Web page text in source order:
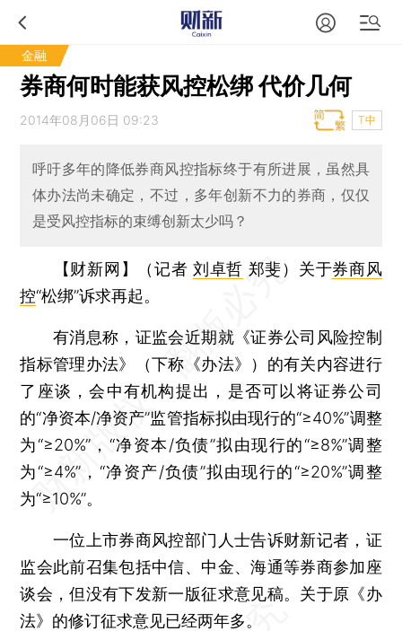
金融
券商何时能获风控松绑 代价几何
2014年08月06日 09:23 T中
呼吁多年的降低券商风控指标终于有所进展，虽然具
体办法尚未确定，不过，多年创新不力的券商，仅仅
是受风控指标的束缚创新太少吗？
【财新网】（记者刘卓哲 郑斐） 关于券商风
控“松绑”诉求再起。
有消息称，证监会近期就《证券公司风险控制
指标管理办法》（下称《办法》）的有关内容进行
了座谈，会中有机构提出，是否可以将证券公司
的“净资本/净资产”监管指标拟由现行的“≥40%”调整
为“≥20%”，“净资本/负债”拟由现行的“≥8%”调整
为“≥4%”，“净资产/负债”拟由现行的“≥20%”调整
为“≥10%”。
一位上市券商风控部门人士告诉财新记者，证
监会此前召集包括中信、中金、海通等券商参加座
谈会，但没有下发新一版征求意见稿。关于原《办
法》的修订征求意见已经两年多。